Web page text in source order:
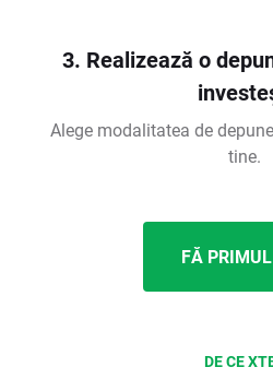
3. Realizează o
Alege modalitatea de
tine.
FĂ
DE CE